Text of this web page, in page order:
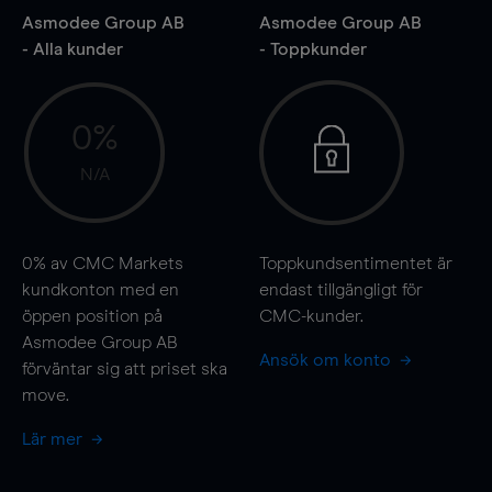
Asmodee Group AB
- Alla kunder
0%
N/A
0% av CMC Markets
kundkonton med en
öppen position på
Asmodee Group AB
förväntar sig att priset ska
move.
Lär mer
Asmodee Group AB
- Toppkunder
Toppkundsentimentet är
endast tillgängligt för
CMC-kunder.
Ansök om konto